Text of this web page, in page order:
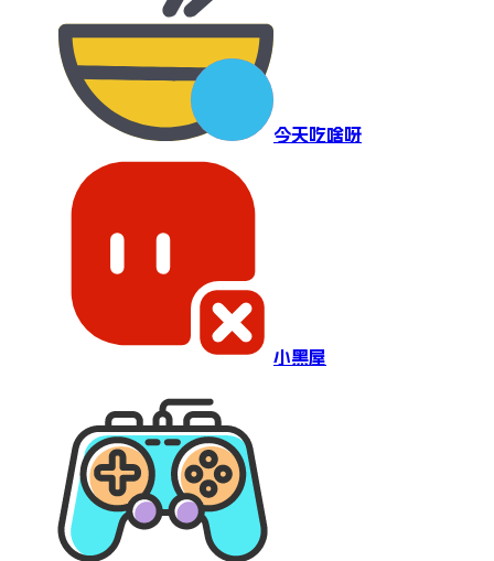
今天吃啥呀
小黑屋